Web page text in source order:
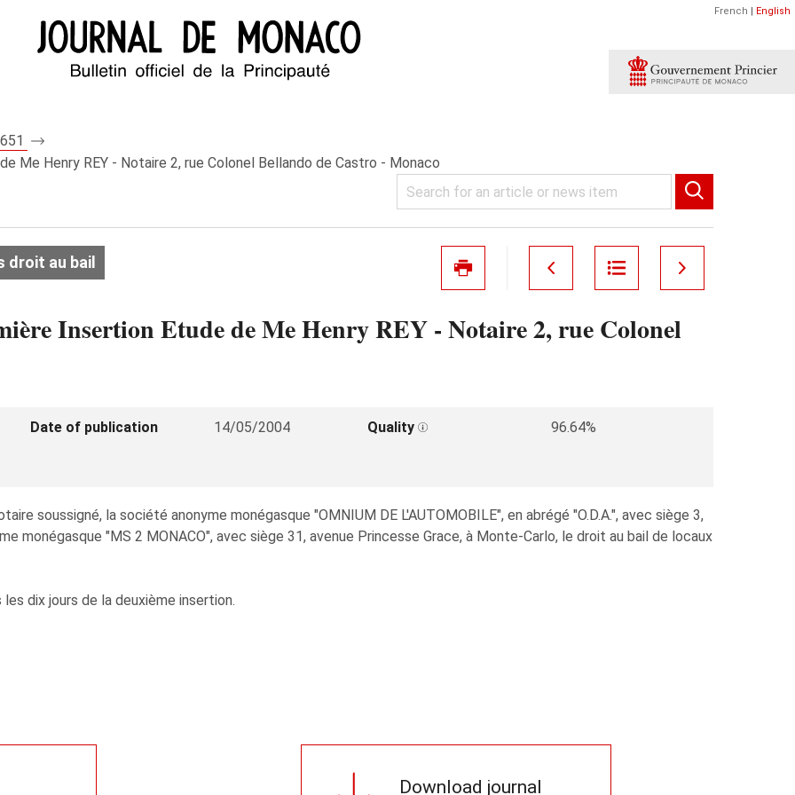
French | English
Me Henry REY - Notaire 2, rue Colonel Bellando de Castro - Monaco
droit au bail
Insertion Etude de Me Henry REY - Notaire 2, rue Colonel
Date of publication 14/05/2004 Quality 96.64%
soussigné, la société anonyme monégasque "OMNIUM DE L'AUTOMOBILE", en abrégé "O.D.A.", avec siège 3,
monégasque "MS 2 MONACO", avec siège 31, avenue Princesse Grace, à Monte-Carlo, le droit au bail de locaux
dix jours de la deuxième insertion.
Download journal